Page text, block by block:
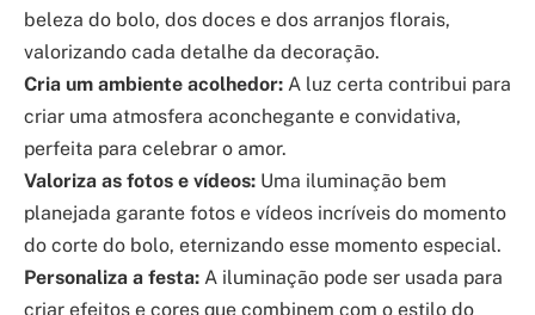
beleza do bolo, dos doces e dos arranjos florais,
valorizando cada detalhe da decoração.
Cria um ambiente acolhedor: A luz certa contribui para
criar uma atmosfera aconchegante e convidativa,
perfeita para celebrar o amor.
Valoriza as fotos e vídeos: Uma iluminação bem
planejada garante fotos e vídeos incríveis do momento
do corte do bolo, eternizando esse momento especial.
Personaliza a festa: A iluminação pode ser usada para
criar efeitos e cores que combinem com o estilo do